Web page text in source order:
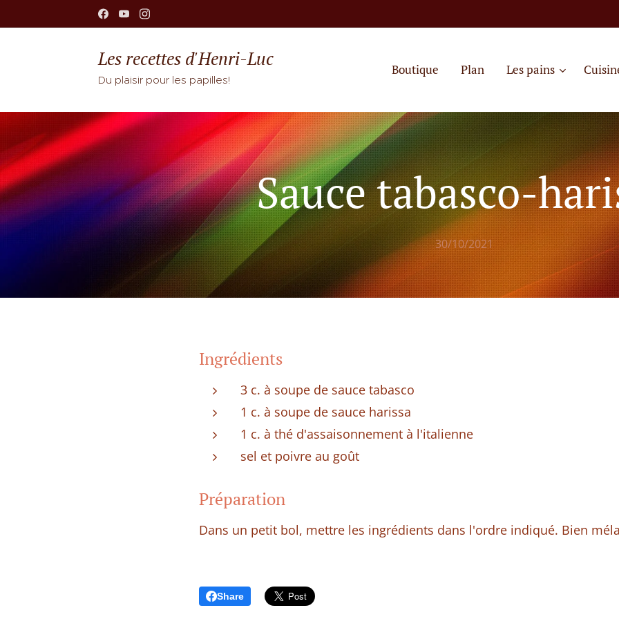
Les recettes d'Henri-Luc
Du plaisir pour les papilles!
Boutique Plan Les pains
Sauce tabasco-
30/10/2021
Ingrédients
3 c. à soupe de sauce tabasco
1 c. à soupe de sauce harissa
1 c. à thé d'assaisonnement à l'italienne
sel et poivre au goût
Préparation
Dans un petit bol, mettre les ingrédients dans l'ordre indiqué. Bien
Share